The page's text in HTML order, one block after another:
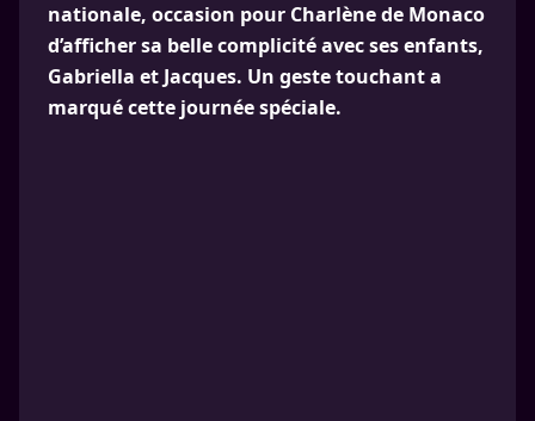
nationale, occasion pour Charlène de Monaco
d’afficher sa belle complicité avec ses enfants,
Gabriella et Jacques. Un geste touchant a
marqué cette journée spéciale.